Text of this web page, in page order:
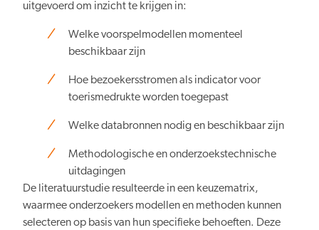
Kennis en data
uitgevoerd om inzicht te krijgen in:
Welke voorspelmodellen momenteel
beschikbaar zijn
Hoe bezoekersstromen als indicator voor
toerismedrukte worden toegepast
Welke databronnen nodig en beschikbaar zijn
Methodologische en onderzoekstechnische
uitdagingen
De literatuurstudie resulteerde in een keuzematrix,
waarmee onderzoekers modellen en methoden kunnen
selecteren op basis van hun specifieke behoeften. Deze